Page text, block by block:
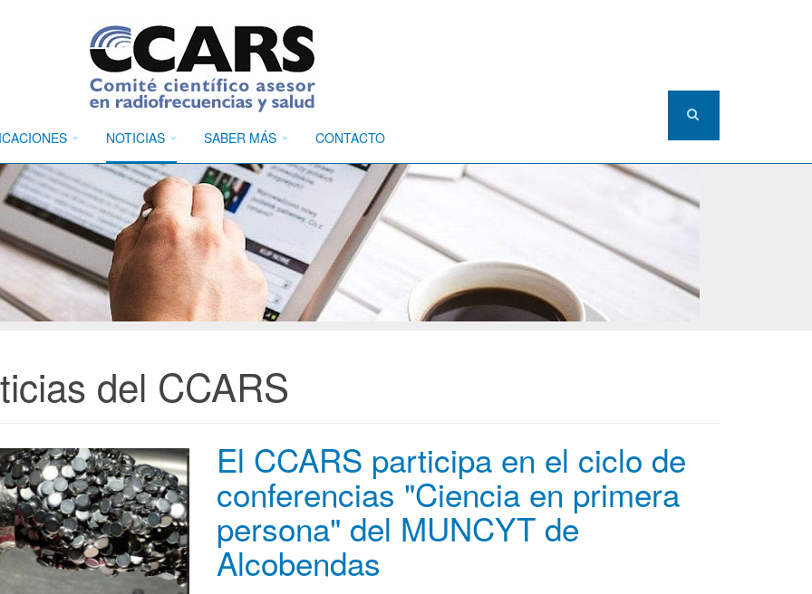
NOTICIAS SABER MÁS CONTACTO
del CCARS
El CCARS participa en el ciclo de
conferencias "Ciencia en primera
persona" del MUNCYT de
Alcobendas